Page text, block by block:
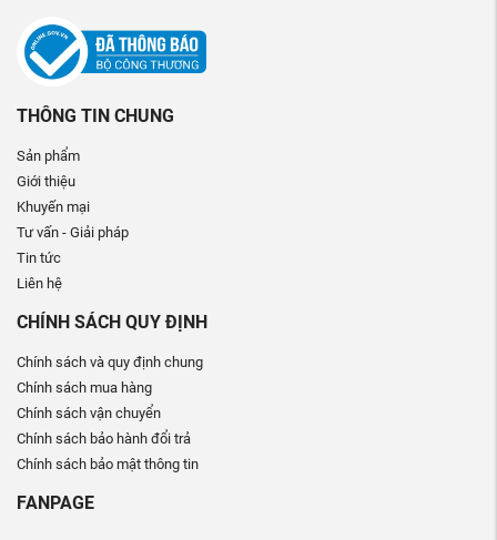
THÔNG TIN CHUNG
Sản phẩm
Giới thiệu
Khuyến mại
Tư vấn - Giải pháp
Tin tức
Liên hệ
CHÍNH SÁCH QUY ĐỊNH
Chính sách và quy định chung
Chính sách mua hàng
Chính sách vận chuyển
Chính sách bảo hành đổi trả
Chính sách bảo mật thông tin
FANPAGE